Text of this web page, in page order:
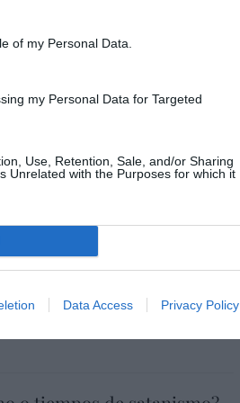
of my Personal Data.
my Personal Data for Targeted
Use, Retention, Sale, and/or Sharing
Unrelated with the Purposes for which it
Data Access Privacy Policy
al Santísimo... en ningún
en La Mareta